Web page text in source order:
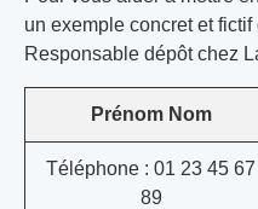
un exemple concret et
Responsable dépôt chez
Prénom Nom
Téléphone : 01 23 45 67
89